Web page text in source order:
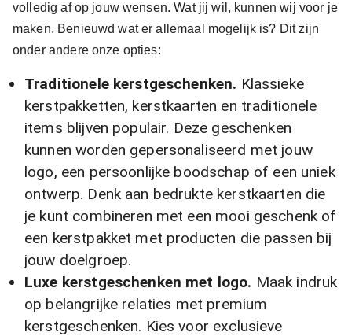
volledig af op jouw wensen. Wat jij wil, kunnen wij voor je
maken. Benieuwd wat er allemaal mogelijk is? Dit zijn
onder andere onze opties:
Traditionele kerstgeschenken. Klassieke
kerstpakketten, kerstkaarten en traditionele
items blijven populair. Deze geschenken
kunnen worden gepersonaliseerd met jouw
logo, een persoonlijke boodschap of een uniek
ontwerp. Denk aan bedrukte kerstkaarten die
je kunt combineren met een mooi geschenk of
een kerstpakket met producten die passen bij
jouw doelgroep.
Luxe kerstgeschenken met logo. Maak indruk
op belangrijke relaties met premium
kerstgeschenken. Kies voor exclusieve